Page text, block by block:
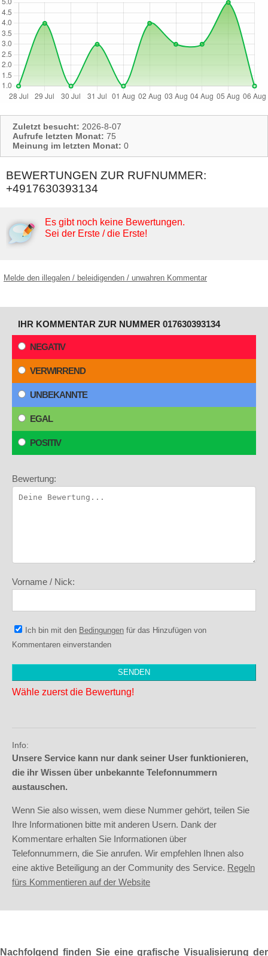
Zuletzt besucht: 2026-8-07
Aufrufe letzten Monat: 75
Meinung im letzten Monat: 0
BEWERTUNGEN ZUR RUFNUMMER:
+4917630393134
Es gibt noch keine Bewertungen.
Sei der Erste / die Erste!
Melde den illegalen / beleidigenden / unwahren Kommentar
IHR KOMMENTAR ZUR NUMMER 017630393134
NEGATIV
VERWIRREND
UNBEKANNTE
EGAL
POSITIV
Bewertung:
Vorname / Nick:
Ich bin mit den Bedingungen für das Hinzufügen von
Kommentaren einverstanden
Wähle zuerst die Bewertung!
Info:
Unsere Service kann nur dank seiner User funktionieren,
die ihr Wissen über unbekannte Telefonnummern
austauschen.
Wenn Sie also wissen, wem diese Nummer gehört, teilen Sie
Ihre Informationen bitte mit anderen Usern. Dank der
Kommentare erhalten Sie Informationen über
Telefonnummern, die Sie anrufen. Wir empfehlen Ihnen also
eine aktive Beteiligung an der Community des Service. Regeln
fürs Kommentieren auf der Website
Nachfolgend finden Sie eine grafische Visualisierung der